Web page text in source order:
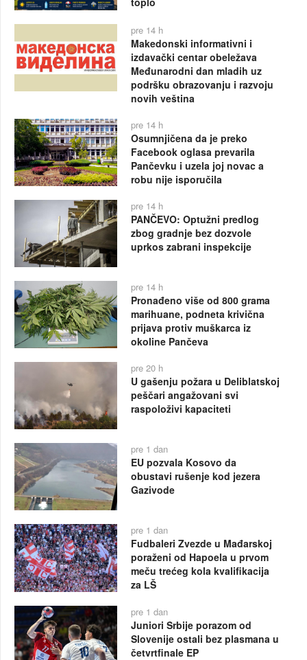
pre 14 h
Makedonski informativni i
izdavački centar obeležava
Međunarodni dan mladih uz
podršku obrazovanju i razvoju
novih veština
pre 14 h
Osumnjičena da je preko
Facebook oglasa prevarila
Pančevku i uzela joj novac a
robu nije isporučila
pre 14 h
PANČEVO: Optužni predlog
zbog gradnje bez dozvole
uprkos zabrani inspekcije
pre 14 h
Pronađeno više od 800 grama
marihuane, podneta krivična
prijava protiv muškarca iz
okoline Pančeva
pre 20 h
U gašenju požara u Deliblatskoj
peščari angažovani svi
raspoloživi kapaciteti
pre 1 dan
EU pozvala Kosovo da
obustavi rušenje kod jezera
Gazivode
pre 1 dan
Fudbaleri Zvezde u Mađarskoj
poraženi od Hapoela u prvom
meču trećeg kola kvalifikacija
za LŠ
pre 1 dan
Juniori Srbije porazom od
Slovenije ostali bez plasmana u
četvrtfinale EP